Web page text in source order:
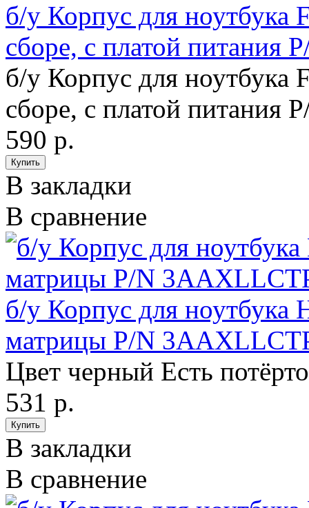
б/у Корпус для ноутбука
сборе, с платой питания
б/у Корпус для ноутбука
сборе, с платой питания
590 р.
В закладки
В сравнение
б/у Корпус для ноутбука
матрицы P/N
Цвет черный Есть
531 р.
В закладки
В сравнение